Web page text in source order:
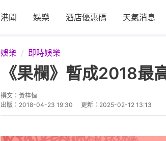
港聞 娛樂 酒店優惠碼 天氣消息
娛樂 即時娛樂
《果欄》暫成2018
撰文： 黃梓恒
出版： 2018-04-23 19:30 更新： 2025-02-12 13:13